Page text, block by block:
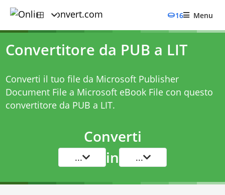
16 Menu
Convertitore da PUB a LIT
Converti il tuo file da Microsoft Publisher
Document File a Microsoft eBook File con questo
convertitore da PUB a LIT.
Converti
... in ...